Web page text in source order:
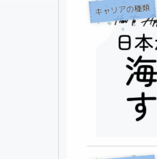
キャリアの種類